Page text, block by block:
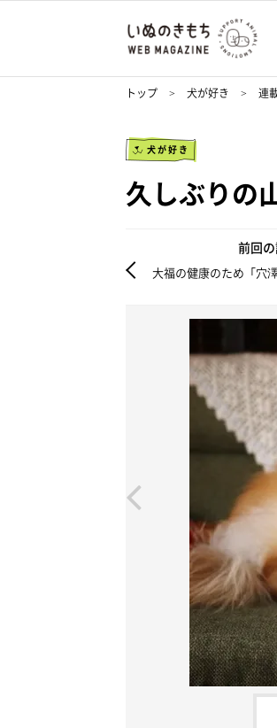
トップ 犬が好き 連
犬が好き
久しぶりの
前回
大福の健康のため「穴